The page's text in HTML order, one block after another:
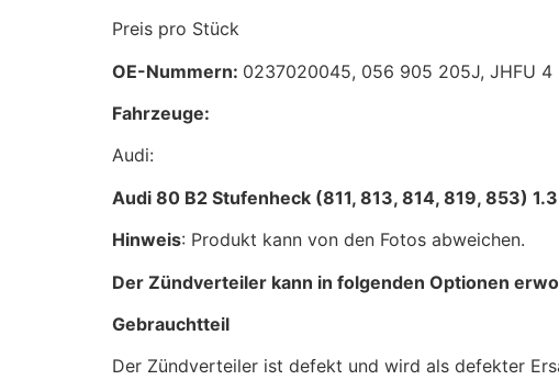
Preis pro Stück
OE-Nummern: 0237020045, 056 905 205J, JHFU 4
Fahrzeuge:
Audi:
Audi 80 B2 Stufenheck (811, 813, 814, 819, 853)
Hinweis: Produkt kann von den Fotos abweichen.
Der Zündverteiler kann in folgenden Optionen
Gebrauchtteil
Der Zündverteiler ist defekt und wird als defekter